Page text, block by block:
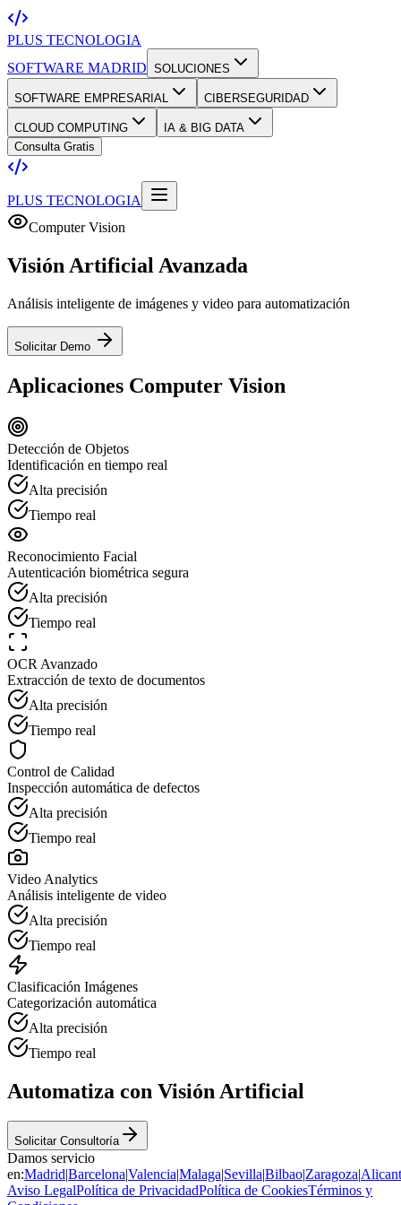
PLUS TECNOLOGIA
SOFTWARE MADRID SOLUCIONES
SOFTWARE EMPRESARIAL CIBERSEGURIDAD
CLOUD COMPUTING
IA & BIG DATA
Consulta Gratis
PLUS TECNOLOGIA
Computer Vision
Visión Artificial Avanzada
Análisis inteligente de imágenes y video para automatización
Solicitar Demo
Aplicaciones Computer Vision
Detección de Objetos
Identificación en tiempo real
Alta precisión
Tiempo real
Reconocimiento Facial
Autenticación biométrica segura
Alta precisión
Tiempo real
OCR Avanzado
Extracción de texto de documentos
Alta precisión
Tiempo real
Control de Calidad
Inspección automática de defectos
Alta precisión
Tiempo real
Video Analytics
Análisis inteligente de video
Alta precisión
Tiempo real
Clasificación Imágenes
Categorización automática
Alta precisión
Tiempo real
Automatiza con Visión Artificial
Solicitar Consultoría
Damos servicio
en:Madrid|Barcelona|Valencia|Malaga|Sevilla|Bilbao|Zaragoza|
Aviso LegalPolítica de PrivacidadPolítica de CookiesTérminos y